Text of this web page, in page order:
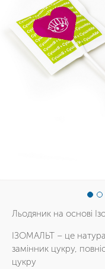
Льодяник на основі
ІЗОМАЛЬТ – це
замінник цукру,
цукру